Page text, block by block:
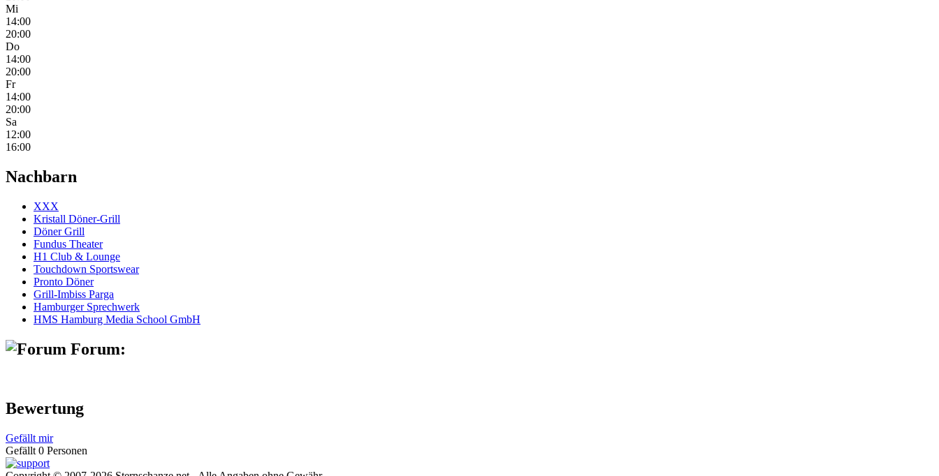
Mi
14:00
20:00
Do
14:00
20:00
Fr
14:00
20:00
Sa
12:00
16:00
Nachbarn
XXX
Kristall Döner-Grill
Döner Grill
Fundus Theater
H1 Club & Lounge
Touchdown Sportswear
Pronto Döner
Grill-Imbiss Parga
Hamburger Sprechwerk
HMS Hamburg Media School GmbH
Forum:
Bewertung
Gefällt mir
Gefällt 0 Personen